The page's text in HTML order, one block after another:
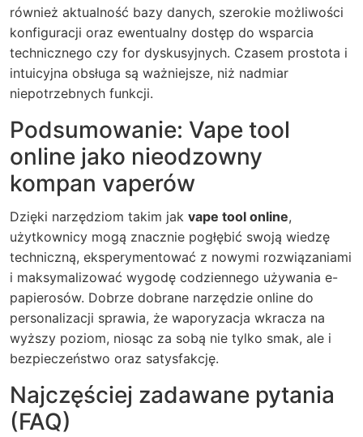
również aktualność bazy danych, szerokie możliwości
konfiguracji oraz ewentualny dostęp do wsparcia
technicznego czy for dyskusyjnych. Czasem prostota i
intuicyjna obsługa są ważniejsze, niż nadmiar
niepotrzebnych funkcji.
Podsumowanie: Vape tool
online jako nieodzowny
kompan vaperów
Dzięki narzędziom takim jak vape tool online,
użytkownicy mogą znacznie pogłębić swoją wiedzę
techniczną, eksperymentować z nowymi rozwiązaniami
i maksymalizować wygodę codziennego używania e-
papierosów. Dobrze dobrane narzędzie online do
personalizacji sprawia, że waporyzacja wkracza na
wyższy poziom, niosąc za sobą nie tylko smak, ale i
bezpieczeństwo oraz satysfakcję.
Najczęściej zadawane pytania
(FAQ)